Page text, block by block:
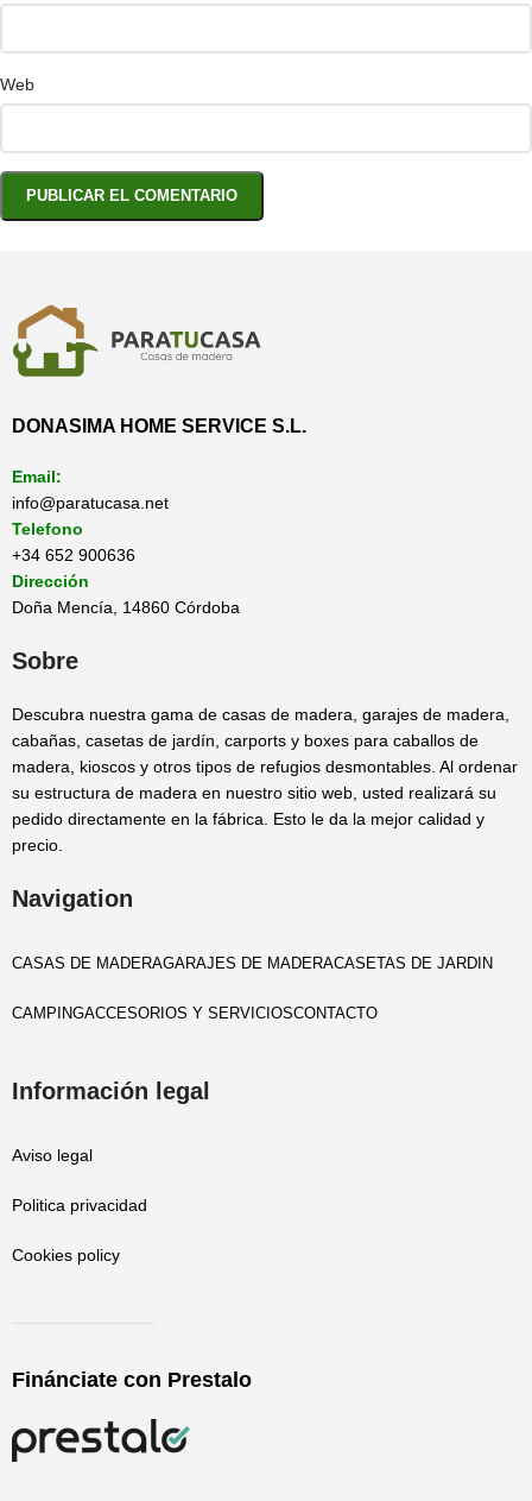
Web
DONASIMA HOME SERVICE S.L.
Email:
info@paratucasa.net
Telefono
+34 652 900636
Dirección
Doña Mencía, 14860 Córdoba
Sobre
Descubra nuestra gama de casas de madera, garajes de madera,
cabañas, casetas de jardín, carports y boxes para caballos de
madera, kioscos y otros tipos de refugios desmontables. Al ordenar
su estructura de madera en nuestro sitio web, usted realizará su
pedido directamente en la fábrica. Esto le da la mejor calidad y
precio.
Navigation
CASAS DE MADERAGARAJES DE MADERACASETAS DE JARDIN
CAMPINGACCESORIOS Y SERVICIOSCONTACTO
Información legal
Aviso legal
Politica privacidad
Cookies policy
Finánciate con Prestalo